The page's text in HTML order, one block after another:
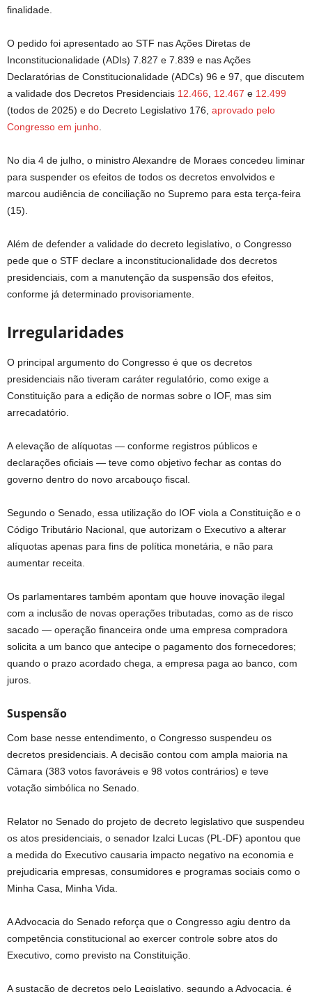
finalidade.
O pedido foi apresentado ao STF nas Ações Diretas de
Inconstitucionalidade (ADIs) 7.827 e 7.839 e nas Ações
Declaratórias de Constitucionalidade (ADCs) 96 e 97, que discutem
a validade dos Decretos Presidenciais 12.466 12.467 e 12.499
(todos de 2025) e do Decreto Legislativo 176, aprovado pelo
Congresso em junho
No dia 4 de julho, o ministro Alexandre de Moraes concedeu liminar
para suspender os efeitos de todos os decretos envolvidos e
marcou audiência de conciliação no Supremo para esta terça-feira
(15).
Além de defender a validade do decreto legislativo, o Congresso
pede que o STF declare a inconstitucionalidade dos decretos
presidenciais, com a manutenção da suspensão dos efeitos,
conforme já determinado provisoriamente.
Irregularidades
O principal argumento do Congresso é que os decretos
presidenciais não tiveram caráter regulatório, como exige a
Constituição para a edição de normas sobre o IOF, mas sim
arrecadatório.
A elevação de alíquotas — conforme registros públicos e
declarações oficiais — teve como objetivo fechar as contas do
governo dentro do novo arcabouço fiscal.
Segundo o Senado, essa utilização do IOF viola a Constituição e o
Código Tributário Nacional, que autorizam o Executivo a alterar
alíquotas apenas para fins de política monetária, e não para
aumentar receita.
Os parlamentares também apontam que houve inovação ilegal
com a inclusão de novas operações tributadas, como as de risco
sacado — operação financeira onde uma empresa compradora
solicita a um banco que antecipe o pagamento dos fornecedores;
quando o prazo acordado chega, a empresa paga ao banco, com
juros.
Suspensão
Com base nesse entendimento, o Congresso suspendeu os
decretos presidenciais. A decisão contou com ampla maioria na
Câmara (383 votos favoráveis e 98 votos contrários) e teve
votação simbólica no Senado.
Relator no Senado do projeto de decreto legislativo que suspendeu
os atos presidenciais, o senador Izalci Lucas (PL-DF) apontou que
a medida do Executivo causaria impacto negativo na economia e
prejudicaria empresas, consumidores e programas sociais como o
Minha Casa, Minha Vida.
A Advocacia do Senado reforça que o Congresso agiu dentro da
competência constitucional ao exercer controle sobre atos do
Executivo, como previsto na Constituição.
A sustação de decretos pelo Legislativo, segundo a Advocacia, é